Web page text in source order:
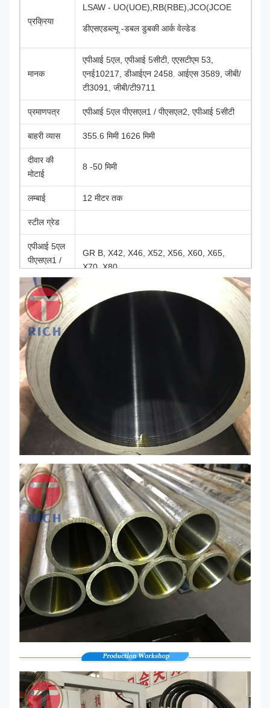
प्रक्रिया
LSAW - UO(UOE),RB(RBE),JCO(JCOE
डीएसएडब्ल्यू -डबल डुबकी आर्क वेल्डेड
मानक
एपीआई 5एल, एपीआई 5सीटी, एएसटीएम 53,
एनई10217, डीआईएन 2458. आईएस 3589, जीबी/
टी3091, जीबी/टी9711
प्रमाणपत्र एपीआई 5एल पीएसएल1 / पीएसएल2, एपीआई 5सीटी
बाहरी व्यास 355.6 मिमी 1626 मिमी
दीवार की
मोटाई
8 -50 मिमी
लम्बाई 12 मीटर तक
स्टील ग्रेड
एपीआई 5एल
पीएसएल1 /
GR B, X42, X46, X52, X56, X60, X65,
X70, X80
एएसटीएम
ए५३
जीआर ए, जीआर बी, जीआर सी
एन S275, S275JR, S355JRH, S355J2H
GB
L245, L320, L360- L555
सतह
फ्यूजन बॉन्ड एपॉक्सी कोटिंग, कोयला टार एपॉक्सी,
3पीई, वैनिश कोटिंग, बिटुमेन कोटिंग, ब्लैक ऑयल
कोटिंग ग्राहक की आवश्यकता के अनुसार
परीक्षण
रासायनिक घटक विश्लेषण, यांत्रिक गुण (अंतिम तन्यता
शक्ति, उपज शक्ति, लम्बाई), तकनीकी गुण (फ्लैटिंग
परीक्षण, झुकने परीक्षण, झटका परीक्षण, प्रभाव
परीक्षण),बाहरी आकार निरीक्षणहाइड्रोस्टैटिक परीक्षण,
एक्स-रे परीक्षण।
मिल परीक्षण
प्रमाणपत्र
EN 10204/3.1B